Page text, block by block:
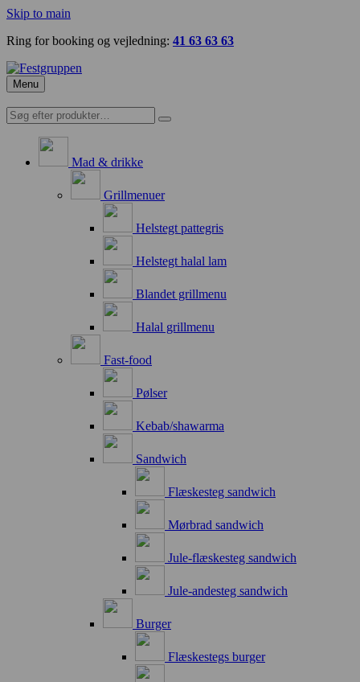
Skip to main
Ring for booking og vejledning: 41 63 63 63
Menu
Mad & drikke
Grillmenuer
Helstegt pattegris
Helstegt halal lam
Blandet grillmenu
Halal grillmenu
Fast-food
Pølser
Kebab/shawarma
Sandwich
Flæskesteg sandwich
Mørbrad sandwich
Jule-flæskesteg sandwich
Jule-andesteg sandwich
Burger
Flæskestegs burger